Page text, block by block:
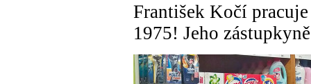
František Kočí
1975! Jeho